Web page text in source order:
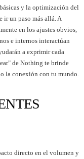
y la optimización del
ir un paso más allá. A
en los ajustes obvios,
e internos interactúan
a exprimir cada
de Nothing te brinde
la conexión con tu mundo.
directo en el volumen y